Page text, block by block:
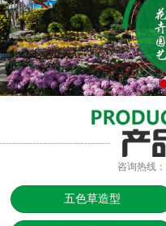
咨询热线：
五色草造型